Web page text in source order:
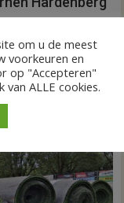
Nieuw
ov-
systeem
verbindt
extra systeem
in...
om u de meest
voorkeuren en
op "Accepteren"
ALLE cookies.